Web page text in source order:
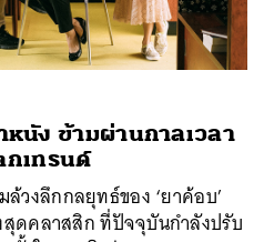
หนัง ข้ามผ่านกาลเวลา
ตกเทรนด์
วงลึกกลยุทธ์ของ ‘ยาค้อบ’
สุดคลาสสิก ที่ปัจจุบันกำลังปรับ